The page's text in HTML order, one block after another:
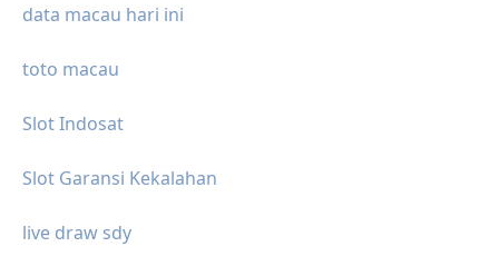
data macau hari ini
toto macau
Slot Indosat
Slot Garansi Kekalahan
live draw sdy